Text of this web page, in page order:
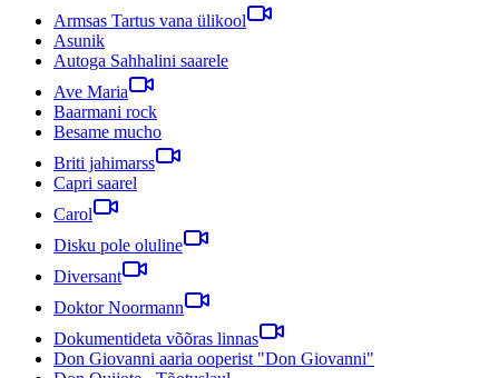
Armsas Tartus vana ülikool
Asunik
Autoga Sahhalini saarele
Ave Maria
Baarmani rock
Besame mucho
Briti jahimarss
Capri saarel
Carol
Disku pole oluline
Diversant
Doktor Noormann
Dokumentideta võõras linnas
Don Giovanni aaria ooperist "Don Giovanni"